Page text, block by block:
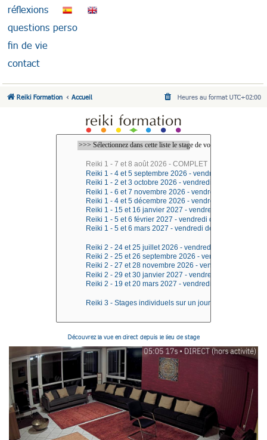
réflexions
questions perso
fin de vie
contact
Reiki Formation Accueil Heures au format UTC+02:00
Découvrez la vue en direct depuis le lieu de stage